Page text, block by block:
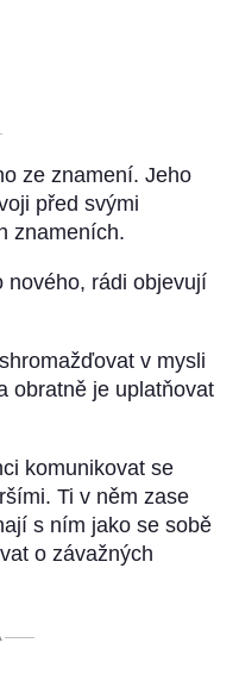
ze znamení. Jeho
před svými
znameních.
nového, rádi objevují
v mysli
obratně je uplatňovat
komunikovat se
Ti v něm zase
s ním jako se sobě
o závažných
–––––